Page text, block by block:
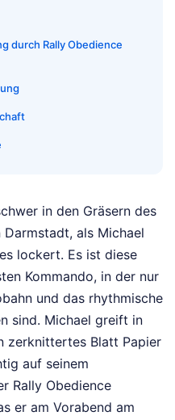
durch Rally Obedience
in den Gräsern des
als Michael
lockert. Es ist diese
Kommando, in der nur
und das rhythmische
sind. Michael greift in
zerknittertes Blatt Papier
auf seinem
Rally Obedience
er am Vorabend am